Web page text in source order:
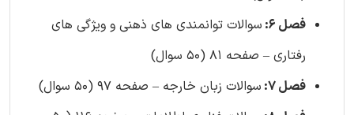
فصل 6:
سوالات توانمندی های ذهنی و ویژگی های
رفتاری – صفحه 81 (50 سوال)
فصل 7:
سوالات زبان خارجه – صفحه 97 (50 سوال)